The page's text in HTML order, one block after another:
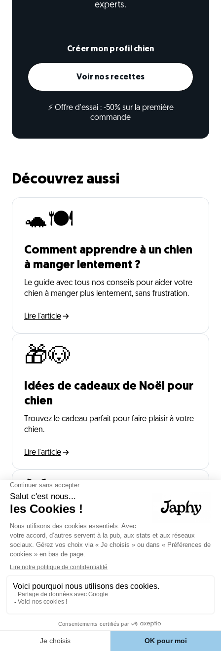
experts.
Créer mon profil chien
Voir nos recettes
⚡ Offre d'essai : -50% sur la première
commande
Découvrez aussi
🐢🍽️
Comment apprendre à un chien
à manger lentement ?
Le guide avec tous nos conseils pour aider votre
chien à manger plus lentement, sans frustration.
Lire l'article
🎁🐶
Idées de cadeaux de Noël pour
chien
Trouvez le cadeau parfait pour faire plaisir à votre
chien.
Lire l'article
🐱🎂
Gâteau pour chat : recettes
saines pour fêter votre félin
Un anniversaire ou une occasion spéciale pour
votre chat ? Un gâteau dédié séduit de plus en
n'est pas un gâteau humain allégé — c'est une
recette pensée pour la physiologie d'un carnivore